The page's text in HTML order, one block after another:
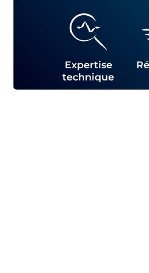
Expertise
technique